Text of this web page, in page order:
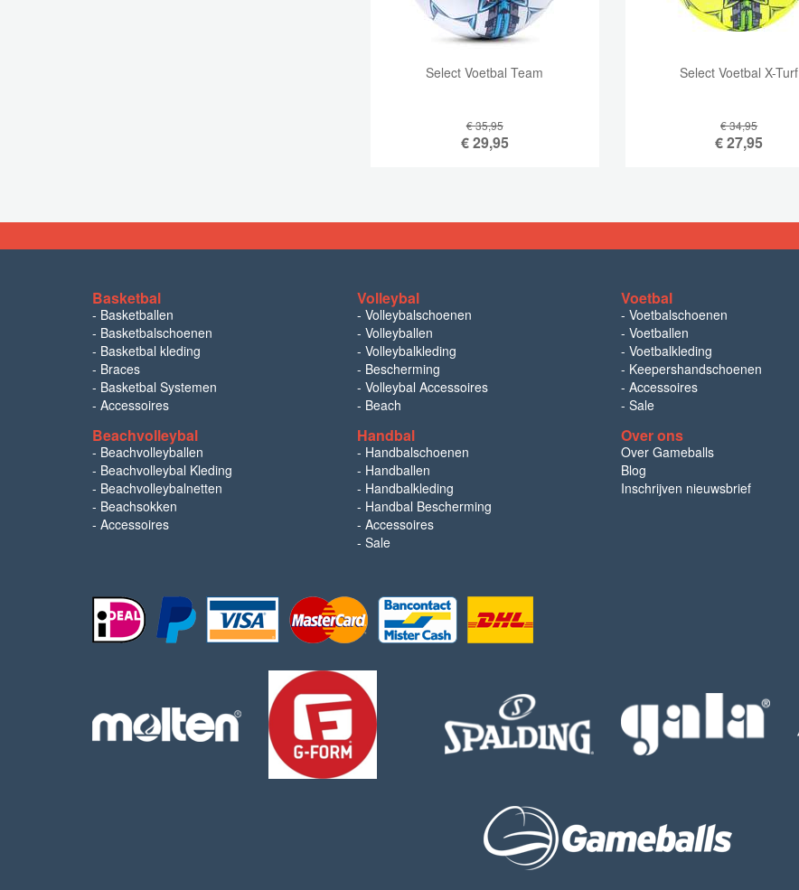
Select Voetbal Team
€ 35,95
€29,95
Select Voetbal X-Turf
€ 34,95
€27,95
Basketbal
- Basketballen
- Basketbalschoenen
- Basketbal kleding
- Braces
- Basketbal Systemen
- Accessoires
Volleybal
- Volleybalschoenen
- Volleyballen
- Volleybalkleding
- Bescherming
- Volleybal Accessoires
- Beach
Voetbal
- Voetbalschoenen
- Voetballen
- Voetbalkleding
- Keepershandschoenen
- Accessoires
- Sale
Beachvolleybal
- Beachvolleyballen
- Beachvolleybal Kleding
- Beachvolleybalnetten
- Beachsokken
- Accessoires
Handbal
- Handbalschoenen
- Handballen
- Handbalkleding
- Handbal Bescherming
- Accessoires
- Sale
Over ons
Over Gameballs
Blog
Inschrijven nieuwsbrief